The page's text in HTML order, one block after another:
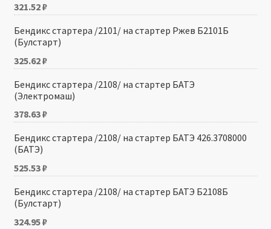
321.52₽
Бендикс стартера /2101/ на стартер Ржев Б2101Б
(Булстарт)
325.62₽
Бендикс стартера /2108/ на стартер БАТЭ
(Электромаш)
378.63₽
Бендикс стартера /2108/ на стартер БАТЭ 426.3708000
(БАТЭ)
525.53₽
Бендикс стартера /2108/ на стартер БАТЭ Б2108Б
(Булстарт)
324.95₽